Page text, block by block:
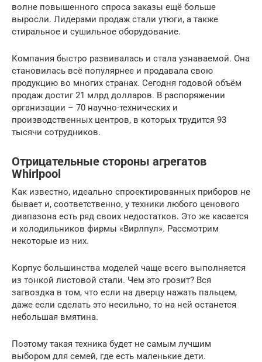
волне повышенного спроса заказы ещё больше
выросли. Лидерами продаж стали утюги, а также
стиральное и сушильное оборудование.
Компания быстро развивалась и стала узнаваемой. Она
становилась всё популярнее и продавала свою
продукцию во многих странах. Сегодня годовой объём
продаж достиг 21 млрд долларов. В распоряжении
организации – 70 научно-технических и
производственных центров, в которых трудится 93
тысячи сотрудников.
Отрицательные стороны агрегатов
Whirlpool
Как известно, идеально спроектированных приборов не
бывает и, соответственно, у техники любого ценового
диапазона есть ряд своих недостатков. Это же касается
и холодильников фирмы «Вирлпул». Рассмотрим
некоторые из них.
Корпус большинства моделей чаще всего выполняется
из тонкой листовой стали. Чем это грозит? Вся
загвоздка в том, что если на дверцу нажать пальцем,
даже если сделать это несильно, то на ней останется
небольшая вмятина.
Поэтому такая техника будет не самым лучшим
выбором для семей, где есть маленькие дети.